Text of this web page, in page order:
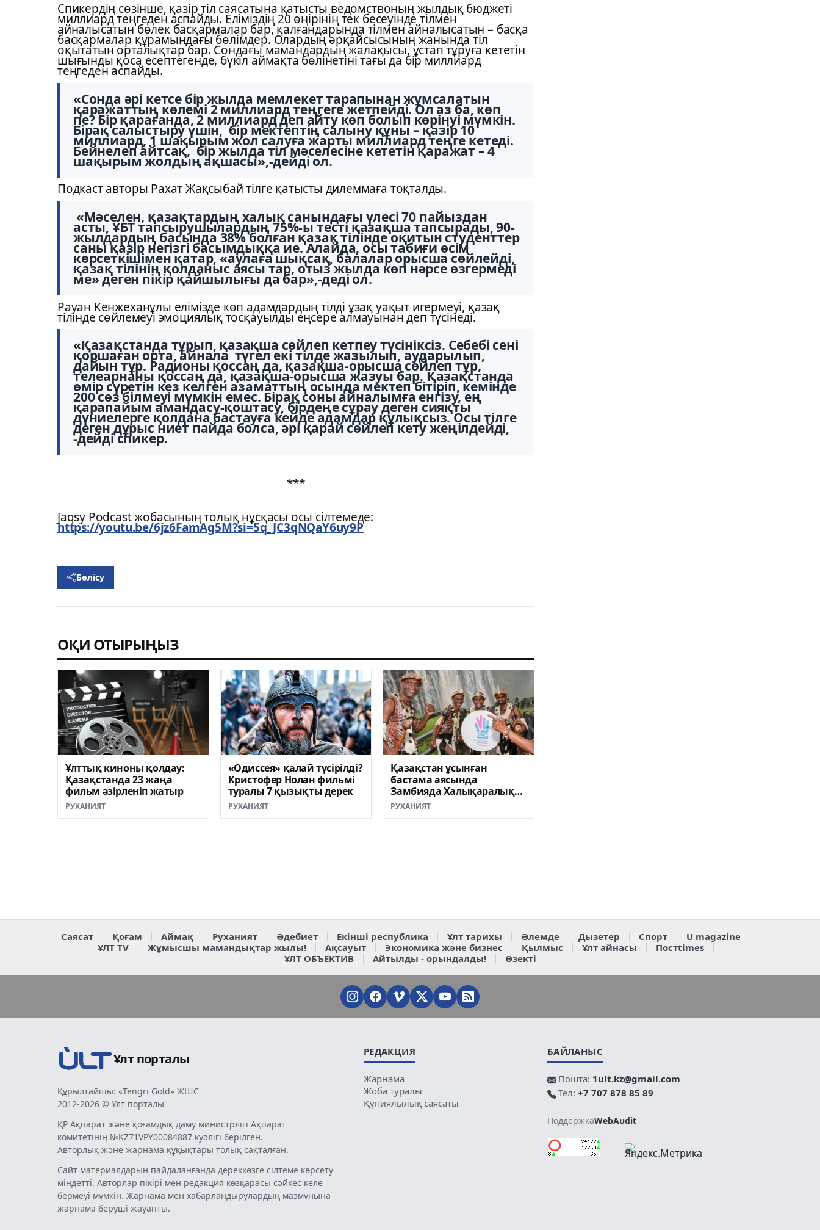
Спикердің сөзінше, қазір тіл саясатына қатысты ведомствоның жылдық бюджеті
миллиард теңгеден аспайды. Еліміздің 20 өңірінің тек бесеуінде тілмен
айналысатын бөлек басқармалар бар, қалғандарында тілмен айналысатын – басқа
басқармалар құрамындағы бөлімдер. Олардың әрқайсысының жанында тіл
оқытатын орталықтар бар. Сондағы мамандардың жалақысы, ұстап тұруға кететін
шығынды қоса есептегенде, бүкіл аймақта бөлінетіні тағы да бір миллиард
теңгеден аспайды.
«Сонда әрі кетсе бір жылда мемлекет тарапынан жұмсалатын
қаражаттың көлемі 2 миллиард теңгеге жетпейді. Ол аз ба, көп
пе? Бір қарағанда, 2 миллиард деп айту көп болып көрінуі мүмкін.
Бірақ салыстыру үшін, бір мектептің салыну құны – қазір 10
миллиард, 1 шақырым жол салуға жарты миллиард теңге кетеді.
Бейнелеп айтсақ, бір жылда тіл мәселесіне кететін қаражат – 4
шақырым жолдың ақшасы»,-дейді ол.
Подкаст авторы Рахат Жақсыбай тілге қатысты дилеммаға тоқталды.
«Мәселен, қазақтардың халық санындағы үлесі 70 пайыздан
асты, ҰБТ тапсырушылардың 75%-ы тесті қазақша тапсырады, 90-
жылдардың басында 38% болған қазақ тілінде оқитын студенттер
саны қазір негізгі басымдыққа ие. Алайда, осы табиғи өсім
көрсеткішімен қатар, «аулаға шықсақ, балалар орысша сөйлейді,
қазақ тілінің қолданыс аясы тар, отыз жылда көп нәрсе өзгермеді
ме» деген пікір қайшылығы да бар»,-деді ол.
Рауан Кенжеханұлы елімізде көп адамдардың тілді ұзақ уақыт игермеуі, қазақ
тілінде сөйлемеуі эмоциялық тосқауылды еңсере алмауынан деп түсінеді.
«Қазақстанда тұрып, қазақша сөйлеп кетпеу түсініксіз. Себебі сені
қоршаған орта, айнала түгел екі тілде жазылып, аударылып,
дайын тұр. Радионы қоссаң да, қазақша-орысша сөйлеп тұр,
телеарнаны қоссаң да, қазақша-орысша жазуы бар. Қазақстанда
өмір сүретін кез келген азаматтың осында мектеп бітіріп, кемінде
200 сөз білмеуі мүмкін емес. Бірақ соны айналымға енгізу, ең
қарапайым амандасу-қоштасу, бірдеңе сұрау деген сияқты
дүниелерге қолдана бастауға кейде адамдар құлықсыз. Осы тілге
деген дұрыс ниет пайда болса, әрі қарай сөйлеп кету жеңілдейді,
-дейді спикер.
***
Jaqsy Podcast жобасының толық нұсқасы осы сілтемеде:
https://youtu.be/6jz6FamAg5M?si=5q_JC3qNQaY6uy9P
Бөлісу
ОҚИ ОТЫРЫҢЫЗ
Ұлттық киноны қолдау:
Қазақстанда 23 жаңа
фильм әзірленіп жатыр
РУХАНИЯТ
«Одиссея» қалай түсірілді?
Кристофер Нолан фильмі
туралы 7 қызықты дерек
РУХАНИЯТ
Қазақстан ұсынған
бастама аясында
Замбияда Халықаралық
волонтерлер жылының
РУХАНИЯТ
Саясат Қоғам Аймақ Руханият Әдебиет Екінші республика Ұлт тарихы Әлемде Дызетер Спорт
U magazine
ҰЛТ TV
Жұмысшы мамандықтар жылы! Ақсауыт Экономика және бизнес Қылмыс Ұлт айнасы
Постtimes
ҰЛТ ОБЪЕКТИВ
Айтылды - орындалды! Өзекті
Ұлт порталы
Құрылтайшы: «Tengri Gold» ЖШС
2012-2026 © Ұлт порталы
ҚР Ақпарат және қоғамдық даму министрлігі Ақпарат
комитетінің №KZ71VPY00084887 куәлігі берілген.
Авторлық және жарнама құқықтары толық сақталған.
Сайт материалдарын пайдаланғанда дереккөзге сілтеме көрсету
міндетті. Авторлар пікірі мен редакция көзқарасы сәйкес келе
бермеуі мүмкін. Жарнама мен хабарландырулардың мазмұнына
жарнама беруші жауапты.
РЕДАКЦИЯ
Жарнама
Жоба туралы
Құпиялылық саясаты
БАЙЛАНЫС
Пошта: 1ult.kz@gmail.com
Тел: +7 707 878 85 89
ПоддержкаWebAudit